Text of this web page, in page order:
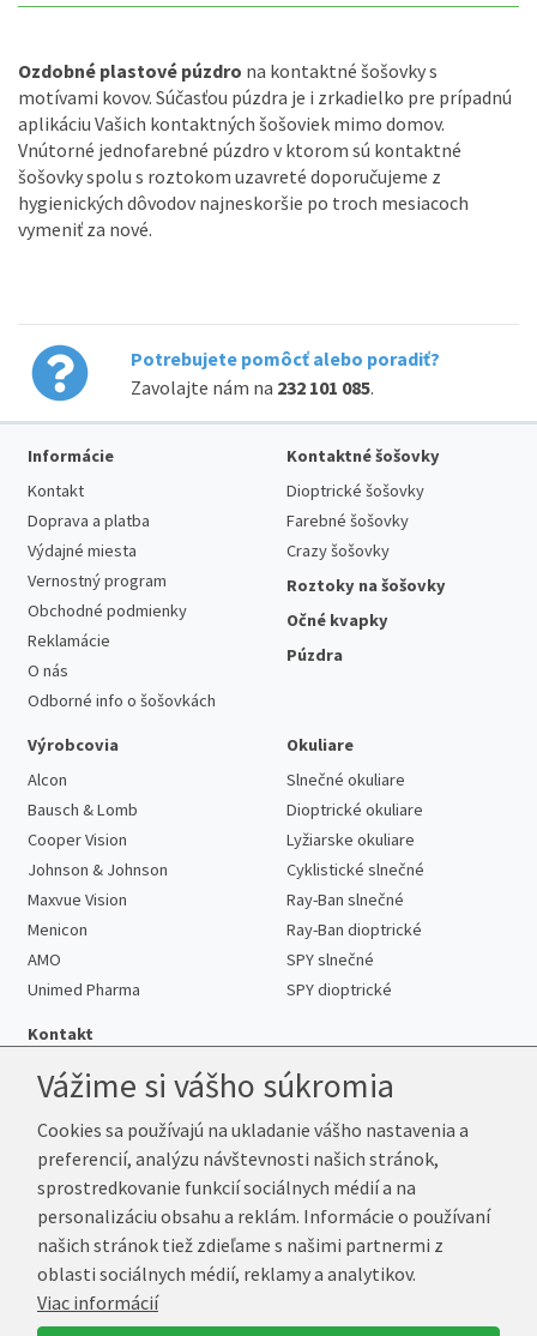
Ozdobné plastové púzdro na kontaktné šošovky s
motívami kovov. Súčasťou púzdra je i zrkadielko pre prípadnú
aplikáciu Vašich kontaktných šošoviek mimo domov.
Vnútorné jednofarebné púzdro v ktorom sú kontaktné
šošovky spolu s roztokom uzavreté doporučujeme z
hygienických dôvodov najneskoršie po troch mesiacoch
vymeniť za nové.
Potrebujete pomôcť alebo poradiť?
Zavolajte nám na 232 101 085.
Informácie
Kontakt
Doprava a platba
Výdajné miesta
Vernostný program
Obchodné podmienky
Reklamácie
O nás
Odborné info o šošovkách
Kontaktné šošovky
Dioptrické šošovky
Farebné šošovky
Crazy šošovky
Roztoky na šošovky
Očné kvapky
Púzdra
Výrobcovia
Alcon
Bausch & Lomb
Cooper Vision
Johnson & Johnson
Maxvue Vision
Menicon
AMO
Unimed Pharma
Okuliare
Slnečné okuliare
Dioptrické okuliare
Lyžiarske okuliare
Cyklistické slnečné
Ray-Ban slnečné
Ray-Ban dioptrické
SPY slnečné
SPY dioptrické
Kontakt
Telefón:+421 222 205 863
E-mail:info@kup-sosovky.sk
Reklamačná adresa
Andrea Votavová
Revoluční 1017
290 01 Poděbrady
Česká republika
Vážime si vášho súkromia
Cookies sa používajú na ukladanie vášho nastavenia a
preferencií, analýzu návštevnosti našich stránok,
sprostredkovanie funkcií sociálnych médií a na
personalizáciu obsahu a reklám. Informácie o používaní
našich stránok tiež zdieľame s našimi partnermi z
oblasti sociálnych médií, reklamy a analytikov.
Viac informácií